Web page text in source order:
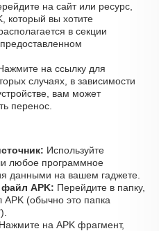
на сайт или ресурс,
который вы хотите
в секции
на ссылку для
случаях, в зависимости
вам может
перенос.
Используйте
любое программное
данными на вашем гаджете.
APK: Перейдите в папку,
(обычно это папка
Нажмите на APK фрагмент,